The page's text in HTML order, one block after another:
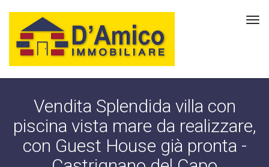
Vendita Splendida villa con
piscina vista mare da realizzare,
con Guest House già pronta -